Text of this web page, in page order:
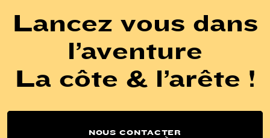
Lancez vous dans
l’aventure
La côte & l’arête !
NOUS CONTACTER